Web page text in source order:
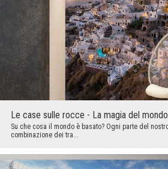
Le case sulle rocce - La magia del mondo
Su che cosa il mondo è basato? Ogni parte del
combinazione dei tra...